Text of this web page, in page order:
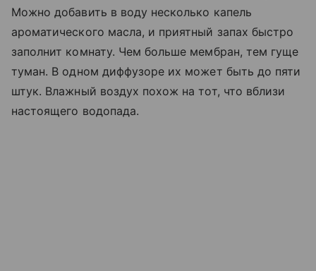
Можно добавить в воду несколько капель
ароматического масла, и приятный запах быстро
заполнит комнату. Чем больше мембран, тем гуще
туман. В одном диффузоре их может быть до пяти
штук. Влажный воздух похож на тот, что вблизи
настоящего водопада.